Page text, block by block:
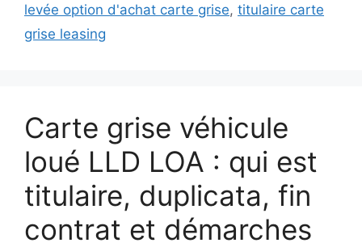
levée option d'achat carte grise, titulaire carte
grise leasing
Carte grise véhicule
loué LLD LOA : qui est
titulaire, duplicata, fin
contrat et démarches